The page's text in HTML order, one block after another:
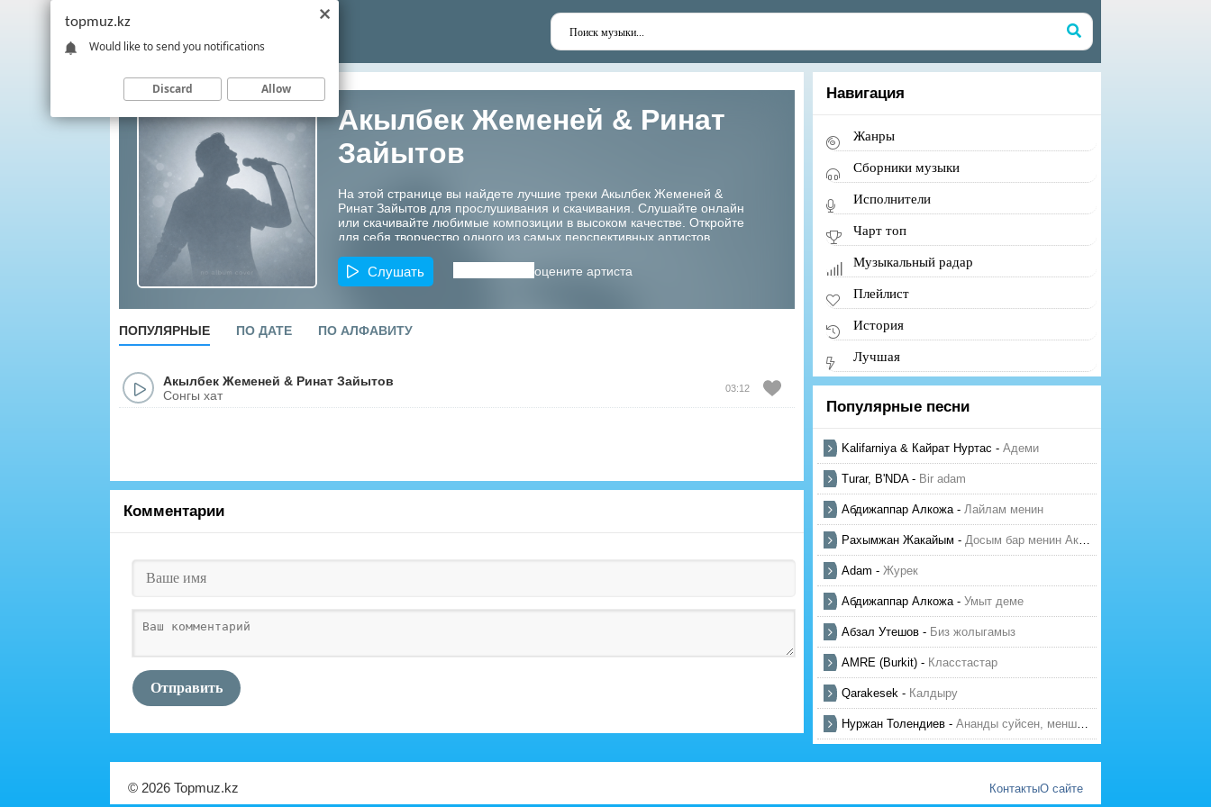
Акылбек Жеменей & Ринат
Зайытов
На этой странице вы найдете лучшие треки Акылбек Жеменей &
Ринат Зайытов для прослушивания и скачивания. Слушайте онлайн
или скачивайте любимые композиции в высоком качестве. Откройте
для себя творчество одного из самых перспективных артистов
Слушать оцените артиста
ПОПУЛЯРНЫЕ ПО ДАТЕ ПО АЛФАВИТУ
Акылбек Жеменей & Ринат Зайытов
Сонгы xат
03:12
Комментарии
Отправить
Навигация
Жанры
Сборники музыки
Исполнители
Чарт топ
Музыкальный радар
Плейлист
История
Лучшая
Популярные песни
Kalifarniya & Кайрат Нуртас - Адеми
Turar, B'NDA- Bir adam
Абдижаппар Алкожа- Лайлам менин
Рахымжан Жакайым - Досым бар менин Актауда
Adam - Журек
Абдижаппар Алкожа- Умыт деме
Абзал Утешов - Биз жолыгамыз
AMRE (Burkit) - Класстастар
Qarakesek - Калдыру
Нуржан Толендиев - Ананды суйсен, менше суй
© 2026 Topmuz.kz КонтактыО сайте
topmuz.kz
Would like to send you notifications
Discard Allow